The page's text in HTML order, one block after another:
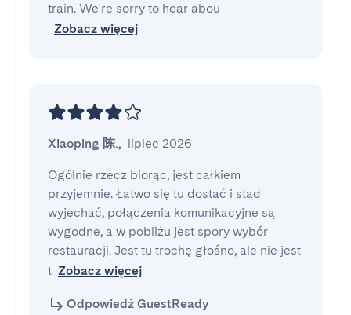
train. We're sorry to hear abou
Zobacz więcej
Xiaoping 陈., lipiec 2026
Ogólnie rzecz biorąc, jest całkiem
przyjemnie. Łatwo się tu dostać i stąd
wyjechać, połączenia komunikacyjne są
wygodne, a w pobliżu jest spory wybór
restauracji. Jest tu trochę głośno, ale nie jest
t Zobacz więcej
Odpowiedź GuestReady